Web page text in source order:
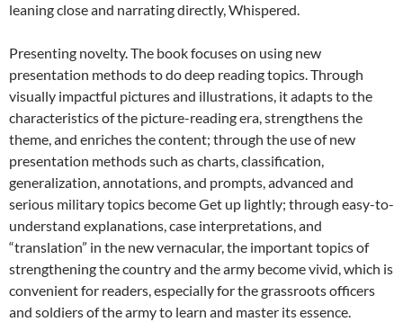
leaning close and narrating directly, Whispered.
Presenting novelty. The book focuses on using new
presentation methods to do deep reading topics. Through
visually impactful pictures and illustrations, it adapts to the
characteristics of the picture-reading era, strengthens the
theme, and enriches the content; through the use of new
presentation methods such as charts, classification,
generalization, annotations, and prompts, advanced and
serious military topics become Get up lightly; through easy-to-
understand explanations, case interpretations, and
“translation” in the new vernacular, the important topics of
strengthening the country and the army become vivid, which is
convenient for readers, especially for the grassroots officers
and soldiers of the army to learn and master its essence.